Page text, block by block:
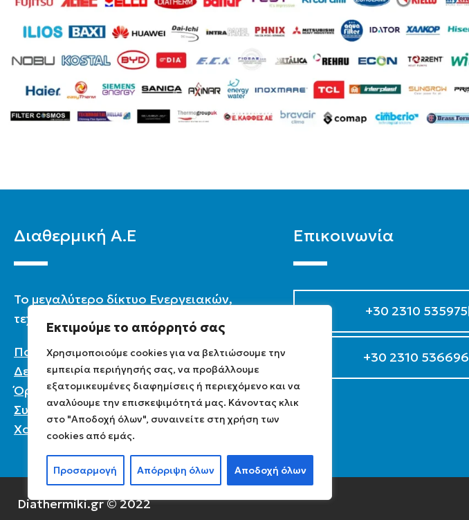
Εκτιμούμε το απόρρητό σας
Χρησιμοποιούμε cookies για να βελτιώσουμε την
εμπειρία περιήγησής σας, να προβάλλουμε
εξατομικευμένες διαφημίσεις ή περιεχόμενο και να
αναλύουμε την επισκεψιμότητά μας. Κάνοντας κλικ
στο "Αποδοχή όλων", συναινείτε στη χρήση των
cookies από εμάς.
Προσαρμογή Απόρριψη όλων Αποδοχή όλων
Διαθερμική Α.Ε
To μεγαλύτερο δίκτυο Ενεργειακών,
τεχνικών & καταστημάτων στην Ελλάδα.
Πολιτική Προστασίας Προσωπικών
Δεδομένων
Όροι χρήσης
Συχνές ερωτήσεις
Χονδρική
Επικοινωνία
+30 2310 535975
+30 2310 536696
Diathermiki.gr © 2022